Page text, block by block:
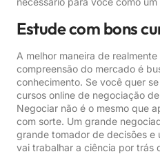
Estude com bons
A melhor maneira de
compreensão do mercado é
conhecimento. Se você quer
cursos online de negociação
Negociar não é o mesmo que
com sorte. Um grande
grande tomador de decisões
vai trabalhar a ciência por trás